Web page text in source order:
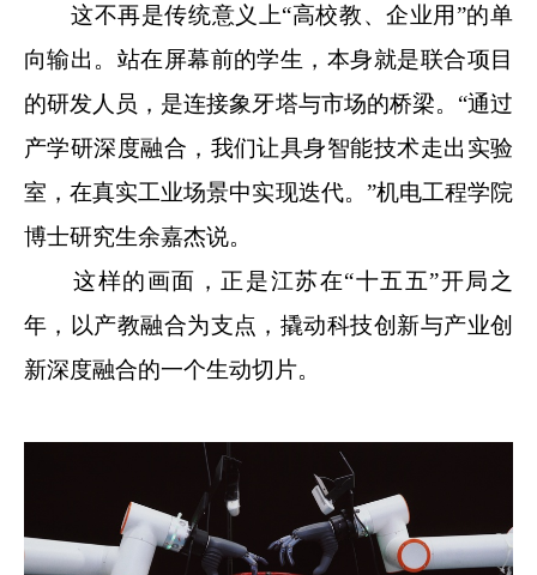
这不再是传统意义上“高校教、企业用”的单
向输出。站在屏幕前的学生，本身就是联合项目
的研发人员，是连接象牙塔与市场的桥梁。“通过
产学研深度融合，我们让具身智能技术走出实验
室，在真实工业场景中实现迭代。”机电工程学院
博士研究生余嘉杰说。
这样的画面，正是江苏在“十五五”开局之
年，以产教融合为支点，撬动科技创新与产业创
新深度融合的一个生动切片。